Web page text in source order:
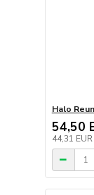
Halo
54,50
44,31 EUR